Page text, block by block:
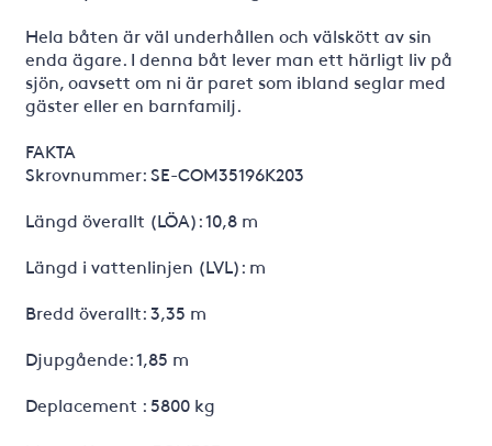
Hela båten är väl underhållen och välskött av sin
enda ägare. I denna båt lever man ett härligt liv på
sjön, oavsett om ni är paret som ibland seglar med
gäster eller en barnfamilj.
FAKTA
Skrovnummer: SE-COM35196K203
Längd överallt (LÖA): 10,8 m
Längd i vattenlinjen (LVL): m
Bredd överallt: 3,35 m
Djupgående: 1,85 m
Deplacement : 5800 kg